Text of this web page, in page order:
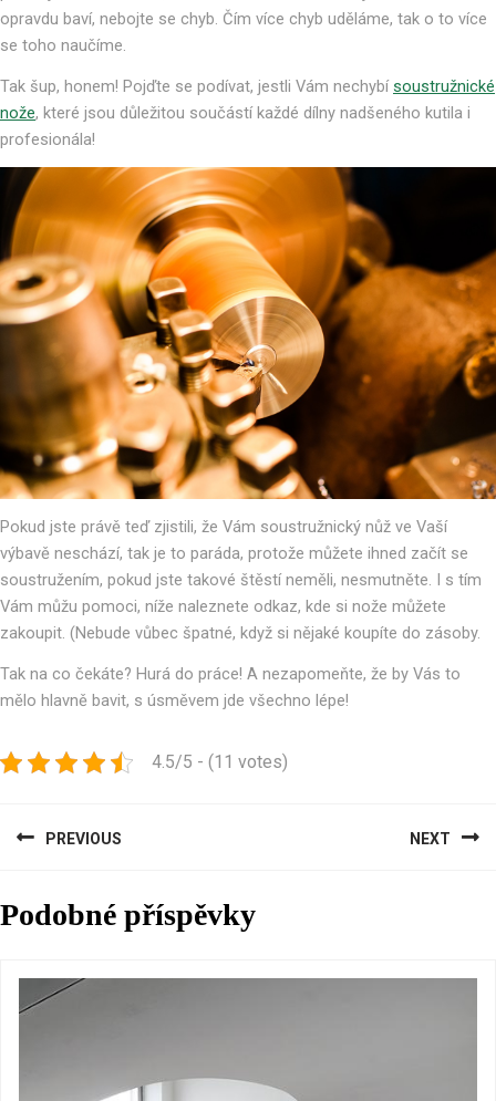
opravdu baví, nebojte se chyb. Čím více chyb uděláme, tak o to více
se toho naučíme.
Tak šup, honem! Pojďte se podívat, jestli Vám nechybísoustružnické
nože, které jsou důležitou součástí každé dílny nadšeného kutila i
profesionála!
Pokud jste právě teď zjistili, že Vám soustružnický nůž ve Vaší
výbavě neschází, tak je to paráda, protože můžete ihned začít se
soustružením, pokud jste takové štěstí neměli, nesmutněte. I s tím
Vám můžu pomoci, níže naleznete odkaz, kde si nože můžete
zakoupit. (Nebude vůbec špatné, když si nějaké koupíte do zásoby.
Tak na co čekáte? Hurá do práce! A nezapomeňte, že by Vás to
mělo hlavně bavit, s úsměvem jde všechno lépe!
4.5/5 - (11 votes)
příspěvek
PREVIOUS
post:
NEXT
post:
Podobné příspěvky